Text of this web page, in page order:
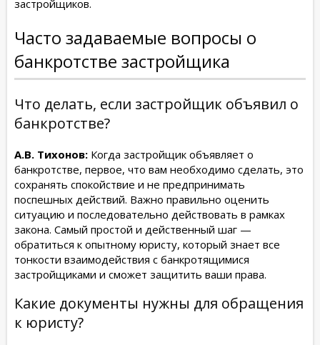
застройщиков.
Часто задаваемые вопросы о
банкротстве застройщика
Что делать, если застройщик объявил о
банкротстве?
А.В. Тихонов: Когда застройщик объявляет о
банкротстве, первое, что вам необходимо сделать, это
сохранять спокойствие и не предпринимать
поспешных действий. Важно правильно оценить
ситуацию и последовательно действовать в рамках
закона. Самый простой и действенный шаг —
обратиться к опытному юристу, который знает все
тонкости взаимодействия с банкротящимися
застройщиками и сможет защитить ваши права.
Какие документы нужны для обращения
к юристу?